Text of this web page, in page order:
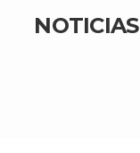
NOTICIAS